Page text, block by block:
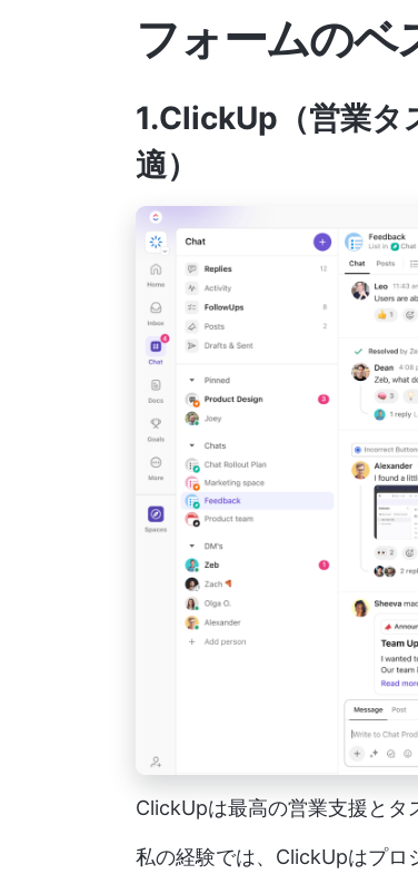
フォームのベ
1.ClickUp（営業タ
適）
ClickUpは最高の営業支援とタ
私の経験では、ClickUpはプロ